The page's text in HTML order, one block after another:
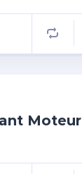
Moteur